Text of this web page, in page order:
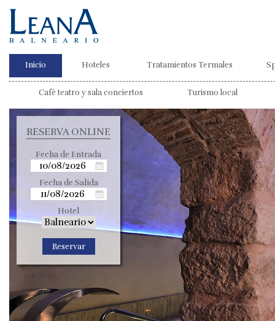
Inicio Hoteles Tratamientos Termales
Café teatro y sala conciertos Turismo local
RESERVA ONLINE
Fecha de Entrada
Fecha de Salida
Hotel